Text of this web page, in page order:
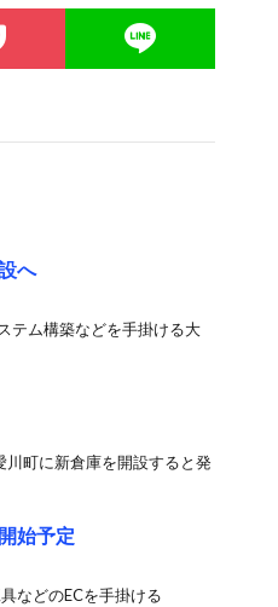
へ
テム構築などを手掛ける大
町に新倉庫を開設すると発
始予定
などのECを手掛ける